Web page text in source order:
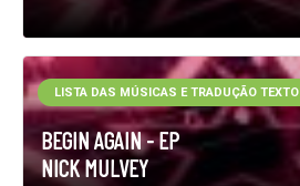
BEGIN AGAIN - EP
NICK MULVEY
LISTA DAS MÚSICAS E TRADUÇÃO TEXTO